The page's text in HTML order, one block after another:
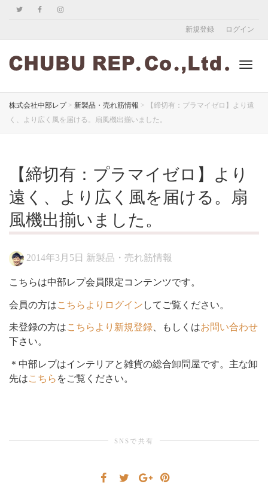
新規登録 ログイン
ゲ
株式会社中部レプ> 新製品・売れ筋情報 >
【締切有：プラマイゼロ】より遠
く、より広く風を届ける。扇風機出揃いました。
【締切有：プラマイゼロ】より
遠く、より広く風を届ける。扇
風機出揃いました。
2014年3月5日 新製品・売れ筋情報
こちらは中部レプ会員限定コンテンツです。
会員の方はこちらよりログイン してご覧ください。
未登録の方はこちらより新規登録、もしくはお問い合わせ
下さい。
＊中部レプはインテリアと雑貨の総合卸問屋です。主な卸
先はこちら をご覧ください。
SNSで共有